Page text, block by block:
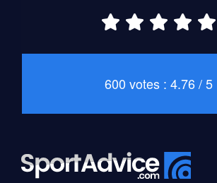
600 votes : 4.76 / 5